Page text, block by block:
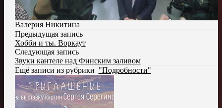
Валерия Никитина
Предыдущая запись
Хобби и ты. Воркаут
Следующая запись
Звуки кантеле над Финским заливом
Ещё записи из рубрики "Подробности"